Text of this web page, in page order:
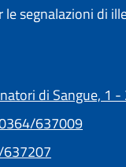
le segnalazioni di
di Sangue, 1 -
637009
637207